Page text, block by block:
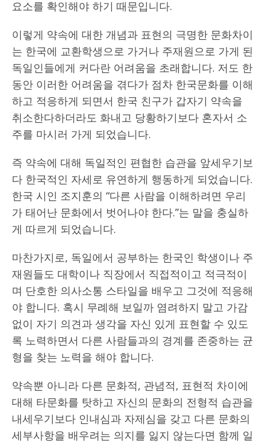
요소를 확인해야 하기 때문입니다.
이렇게 약속에 대한 개념과 표현의 극명한 문화차이
는 한국에 교환학생으로 가거나 주재원으로 가게 된
독일인들에게 커다란 어려움을 초래합니다. 저도 한
동안 이러한 어려움을 겪다가 점차 한국문화를 이해
하고 적응하게 되면서 한국 친구가 갑자기 약속을
취소한다하더라도 화내고 당황하기보다 혼자서 소
주를 마시러 가게 되었습니다.
즉 약속에 대해 독일적인 편협한 습관을 앞세우기보
다 한국적인 자세로 유연하게 행동하게 되었습니다.
한국 시인 조지훈의 “다른 사람을 이해하려면 우리
가 태어난 문화에서 벗어나야 한다.”는 말을 충실하
게 따르게 되었습니다.
마찬가지로, 독일에서 공부하는 한국인 학생이나 주
재원들도 대학이나 직장에서 직접적이고 적극적이
며 단호한 의사소통 스타일을 배우고 그것에 적응해
야 합니다. 혹시 무례해 보일까 염려하지 말고 가감
없이 자기 의견과 생각을 자신 있게 표현할 수 있도
록 노력하면서 다른 사람들과의 경계를 존중하는 균
형을 찾는 노력을 해야 합니다.
약속뿐 아니라 다른 문화적, 관념적, 표현적 차이에
대해 타문화를 탓하고 자신의 문화의 전형적 습관을
내세우기보다 인내심과 자제심을 갖고 다른 문화의
세부사항을 배우려는 의지를 잃지 않는다면 함께 일